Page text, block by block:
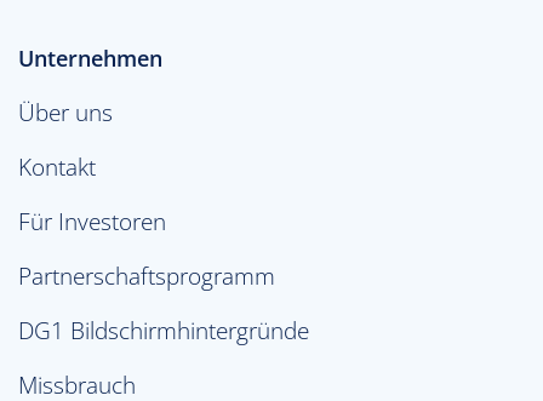
Unternehmen
Über uns
Kontakt
Für Investoren
Partnerschaftsprogramm
DG1 Bildschirmhintergründe
Missbrauch